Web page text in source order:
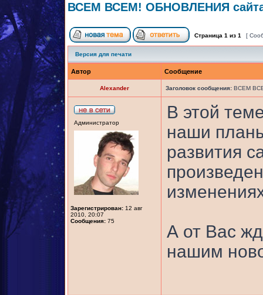
ВСЕМ ВСЕМ! ОБНОВЛЕНИЯ сайта
Страница 1 из 1 [
Версия для печати
Автор Сообщение
Alexander Заголовок сообщения: ВСЕМ
Администратор
Зарегистрирован: 12 авг
2010, 20:07
Сообщения: 75
В этой
наши
развития
А от Вас
нашим